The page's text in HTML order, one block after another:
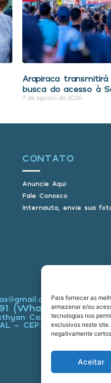
Para fornecer as
armazenar e/ou
tecnologias nos
exclusivos neste
negativamente
Aceitar
Arapiraca
busca do acesso à
7 de agosto de 2026
CONTATO
Anuncie Aqui
Fale Conosco
Internauta, envie sua
(Whatsapp)
Carlos
- CEP: 57660-000